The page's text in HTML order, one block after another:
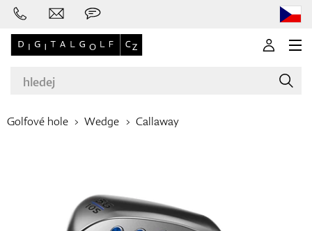
Golfové hole
Golfové hole Wedge Callaway